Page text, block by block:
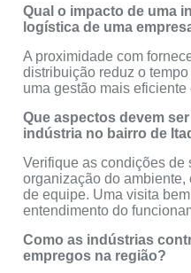
Qual o impacto de uma
logística de uma
A proximidade com
distribuição reduz o
uma gestão mais
Que aspectos devem
indústria no bairro de
Verifique as condições de
organização do
de equipe. Uma visita
entendimento do
Como as indústrias
empregos na região?